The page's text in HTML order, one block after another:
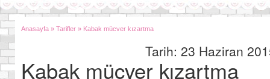
Anasayfa » Tarifler » Kabak mücver kızartma
Tarih: 23 Haziran
Kabak mücver kızartma